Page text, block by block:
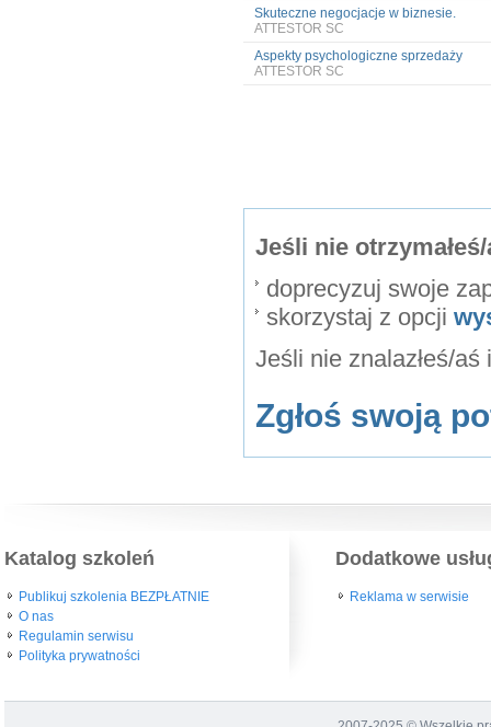
Skuteczne negocjacje w biznesie.
ATTESTOR SC
Aspekty psychologiczne sprzedaży
ATTESTOR SC
Jeśli nie
doprecyzuj swoje
skorzystaj z opcji
Jeśli nie znalazłeś/
Zgłoś swoją
Katalog szkoleń
Publikuj szkolenia BEZPŁATNIE
O nas
Regulamin serwisu
Polityka prywatności
Dodatkowe
Reklama w serwisie